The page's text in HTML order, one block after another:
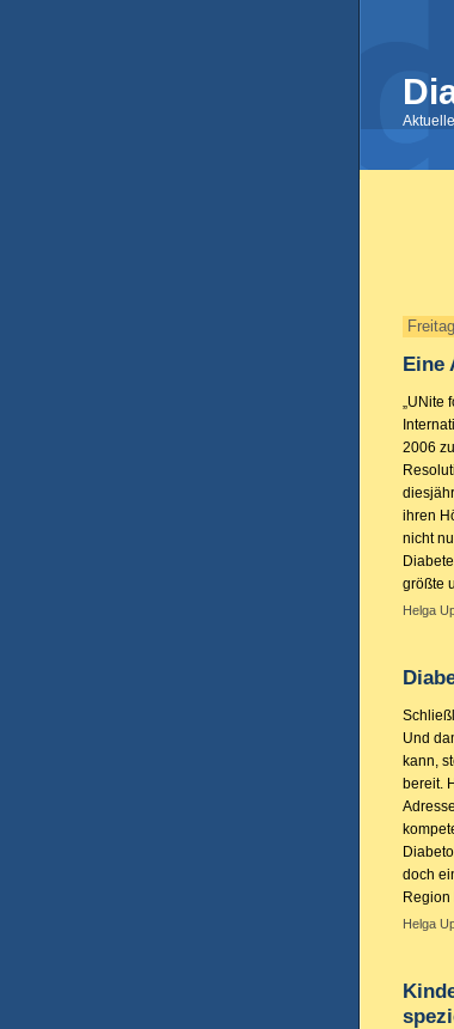
Eine
„UNite
2006
ihren
nicht
größte
Helga
Und
kann,
bereit.
doch
Helga